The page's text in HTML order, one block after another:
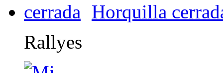
Horquilla
Rallyes